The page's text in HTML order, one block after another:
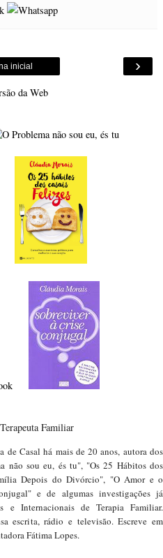
›
inicial
da Web
de Casal há mais de 20 anos, autora dos
não sou eu, és tu", "Os 25 Hábitos dos
Depois do Divórcio", "O Amor e o
e de algumas investigações já
e Internacionais de Terapia Familiar.
escrita, rádio e televisão. Escreve em
Fátima Lopes.